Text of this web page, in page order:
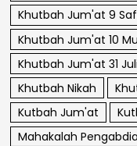
Khutbah Jum'at 9
Khutbah Jum'at 10
Khutbah Jum'at 31
Khutbah Nikah
Kutbah Jum'at
Mahakalah